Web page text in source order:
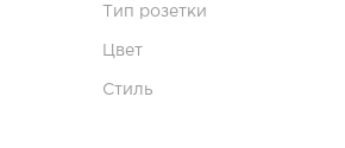
Тип розетки
Цвет
Стиль